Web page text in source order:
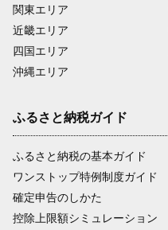
関東エリア
近畿エリア
四国エリア
沖縄エリア
ふるさと納税ガイド
ふるさと納税の基本ガイド
ワンストップ特例制度ガイド
確定申告のしかた
控除上限額シミュレーション